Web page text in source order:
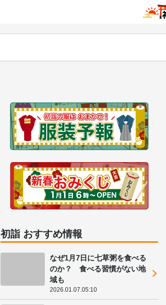
初詣 おすすめ情報
なぜ1月7日に七草粥を食べる
のか？ 食べる習慣がない地
域も
2026.01.07.05:10